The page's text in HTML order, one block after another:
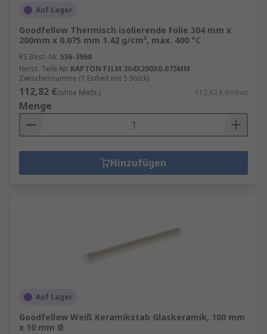
Auf Lager
Goodfellow Thermisch isolierende Folie 304 mm x
200mm x 0.075 mm 1.42 g/cm³, max. 400 °C
RS Best.-Nr. 536-3968
Herst. Teile-Nr. KAPTON FILM 304X200X0.075MM
Zwischensumme (1 Einheit mit 5 Stück)
112,82 €(ohne MwSt.) 112,82 €/Einheit
Menge
Hinzufügen
Auf Lager
Goodfellow Weiß Keramikstab Glaskeramik, 100 mm
x 10 mm Ø